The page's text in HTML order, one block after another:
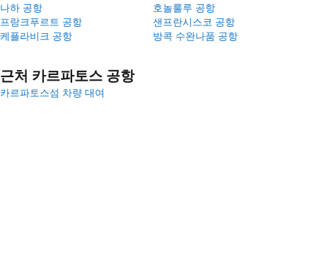
나하 공항
호놀룰루 공항
프랑크푸르트 공항
샌프란시스코 공항
케플라비크 공항
방콕 수완나품 공항
근처 카르파토스 공항
카르파토스섬 차량 대여